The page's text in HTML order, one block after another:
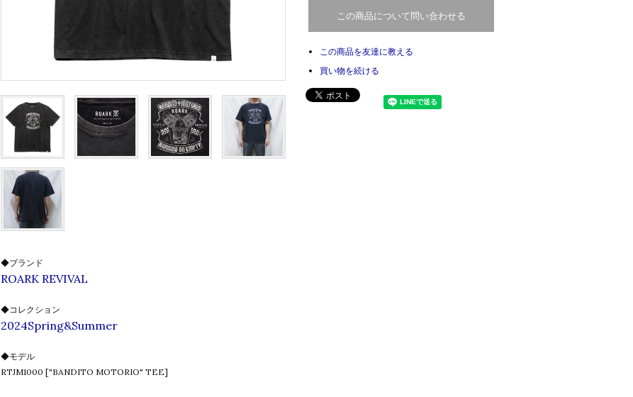
この商品について問い合わせる
この商品を友達に教える
買い物を続ける
◆ブランド
ROARK REVIVAL
◆コレクション
2024Spring&Summer
◆モデル
RTJM1000 ["BANDITO MOTORIO" TEE]